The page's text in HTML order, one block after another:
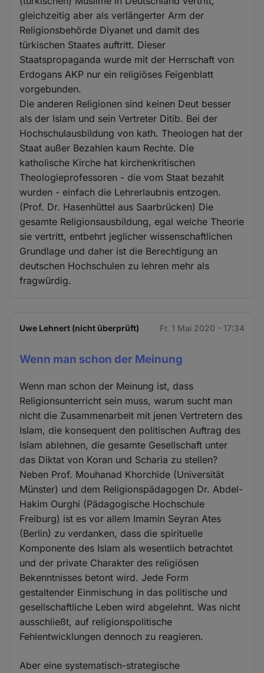
gleichzeitig aber als verlängerter Arm der
Religionsbehörde Diyanet und damit des
türkischen Staates auftritt. Dieser
Staatspropaganda wurde mit der Herrschaft von
Erdogans AKP nur ein religiöses Feigenblatt
vorgebunden.
Die anderen Religionen sind keinen Deut besser
als der Islam und sein Vertreter Ditib. Bei der
Hochschulausbildung von kath. Theologen hat der
Staat außer Bezahlen kaum Rechte. Die
katholische Kirche hat kirchenkritischen
Theologieprofessoren - die vom Staat bezahlt
wurden - einfach die Lehrerlaubnis entzogen.
(Prof. Dr. Hasenhüttel aus Saarbrücken) Die
gesamte Religionsausbildung, egal welche Theorie
sie vertritt, entbehrt jeglicher wissenschaftlichen
Grundlage und daher ist die Berechtigung an
deutschen Hochschulen zu lehren mehr als
fragwürdig.
Uwe Lehnert (nicht überprüft) Fr. 1 Mai 2020 - 17:34
Wenn man schon der Meinung
Wenn man schon der Meinung ist, dass
Religionsunterricht sein muss, warum sucht man
nicht die Zusammenarbeit mit jenen Vertretern des
Islam, die konsequent den politischen Auftrag des
Islam ablehnen, die gesamte Gesellschaft unter
das Diktat von Koran und Scharia zu stellen?
Neben Prof. Mouhanad Khorchide (Universität
Münster) und dem Religionspädagogen Dr. Abdel-
Hakim Ourghi (Pädagogische Hochschule
Freiburg) ist es vor allem Imamin Seyran Ates
(Berlin) zu verdanken, dass die spirituelle
Komponente des Islam als wesentlich betrachtet
und der private Charakter des religiösen
Bekenntnisses betont wird. Jede Form
gestaltender Einmischung in das politische und
gesellschaftliche Leben wird abgelehnt. Was nicht
ausschließt, auf religionspolitische
Fehlentwicklungen dennoch zu reagieren.
Aber eine systematisch-strategische
Cookies